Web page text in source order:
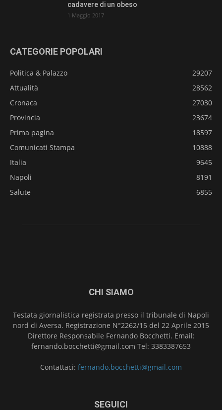
cadavere di un obeso
1 Maggio 2017
CATEGORIE POPOLARI
Politica & Palazzo
29207
Attualità
28562
Cronaca
27030
Provincia
23674
Prima pagina
18597
Comunicati Stampa
10888
Italia
9645
Napoli
8191
Salute
6855
CHI SIAMO
Testata giornalistica registrata presso il tribunale di Napoli
nord di Aversa. Registrazione N°2262/15 del 22 Aprile 2015
Direttore Responsabile Fernando Bocchetti. Email:
fernando.bocchetti@gmail.com Tel: 3383387653
Contattaci: fernando.bocchetti@gmail.com
SEGUICI